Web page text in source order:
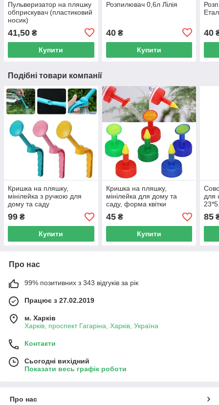
Пульверизатор на пляшку
обприскувач (пластиковий
носик)
41,50 ₴
Купити
Розпилювач 0,6л Лілія
40₴
Купити
40
Подібні товари компанії
Кришка на пляшку,
мінілейка з ручкою для
дому та саду
99 ₴
Купити
Кришка на пляшку,
мінілейка для дому та
саду, форма квітки
45₴
Купити
для
85
Про нас
99% позитивних з 343 відгуків за рік
Працює з 27.02.2019
м. Харків
Харків, проспект Гагаріна, Харків, Україна
Контакти
Сьогодні вихідний
Показати весь графік роботи
Про нас